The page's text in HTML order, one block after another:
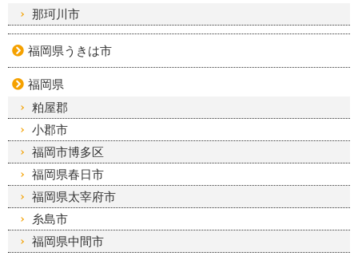
那珂川市
福岡県うきは市
福岡県
粕屋郡
小郡市
福岡市博多区
福岡県春日市
福岡県太宰府市
糸島市
福岡県中間市